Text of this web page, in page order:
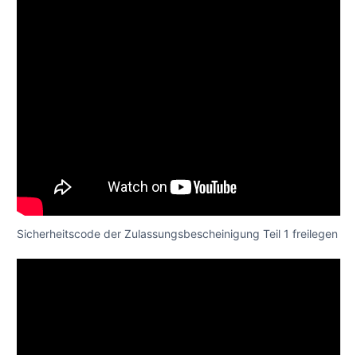
Sicherheitscode der Zulassungsbescheinigung Teil 1 freilegen